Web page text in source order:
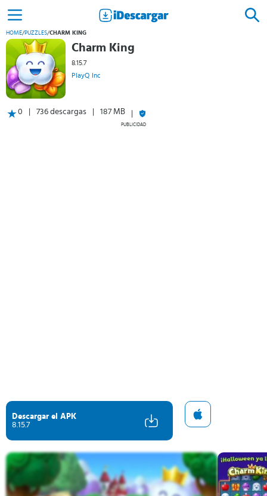
HOME/PUZZLES/CHARM KING
Charm King
8.15.7
PlayQ Inc
0 736 descargas 187 MB
PUBLICIDAD
Descargar el APK
8.15.7